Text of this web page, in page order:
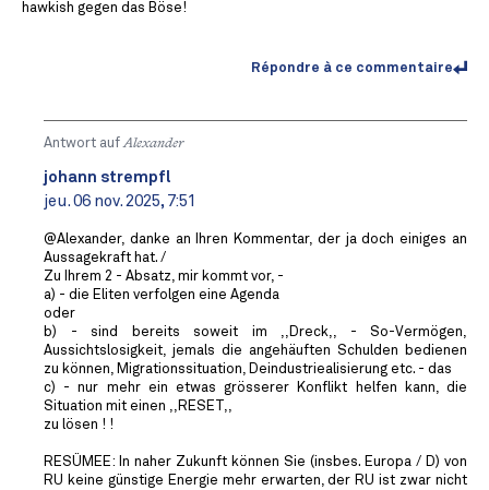
hawkish gegen das Böse!
Répondre à ce commentaire
Antwort aufAlexander
johann strempfl
jeu. 06 nov. 2025, 7:51
@Alexander, danke an Ihren Kommentar, der ja doch einiges an
Aussagekraft hat. /
Zu Ihrem 2 - Absatz, mir kommt vor, -
a) - die Eliten verfolgen eine Agenda
oder
b) - sind bereits soweit im ,,Dreck,, - So-Vermögen,
Aussichtslosigkeit, jemals die angehäuften Schulden bedienen
zu können, Migrationssituation, Deindustriealisierung etc. - das
c) - nur mehr ein etwas grösserer Konflikt helfen kann, die
Situation mit einen ,,RESET,,
zu lösen ! !
RESÜMEE: In naher Zukunft können Sie (insbes. Europa / D) von
RU keine günstige Energie mehr erwarten, der RU ist zwar nicht